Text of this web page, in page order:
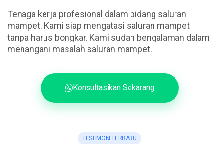
Tenaga kerja profesional dalam bidang saluran
mampet. Kami siap mengatasi saluran mampet
tanpa harus bongkar. Kami sudah bengalaman dalam
menangani masalah saluran mampet.
Konsultasikan Sekarang
TESTIMONI TERBARU